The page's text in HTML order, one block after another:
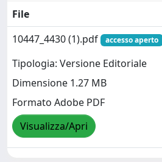
File
10447_4430 (1).pdf
accesso aperto
Tipologia: Versione Editoriale
Dimensione 1.27 MB
Formato Adobe PDF
Visualizza/Apri